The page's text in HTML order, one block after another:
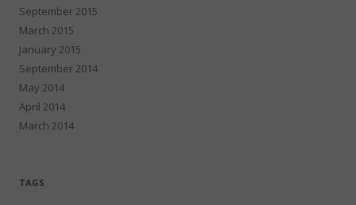
September 2015
March 2015
January 2015
September 2014
May 2014
April 2014
March 2014
TAGS